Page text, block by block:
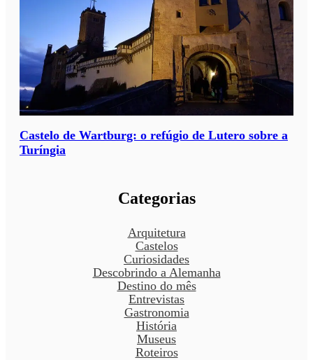
Castelo de Wartburg: o refúgio de Lutero sobre a
Turíngia
Categorias
Arquitetura
Castelos
Curiosidades
Descobrindo a Alemanha
Destino do mês
Entrevistas
Gastronomia
História
Museus
Roteiros